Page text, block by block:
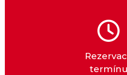
termínu